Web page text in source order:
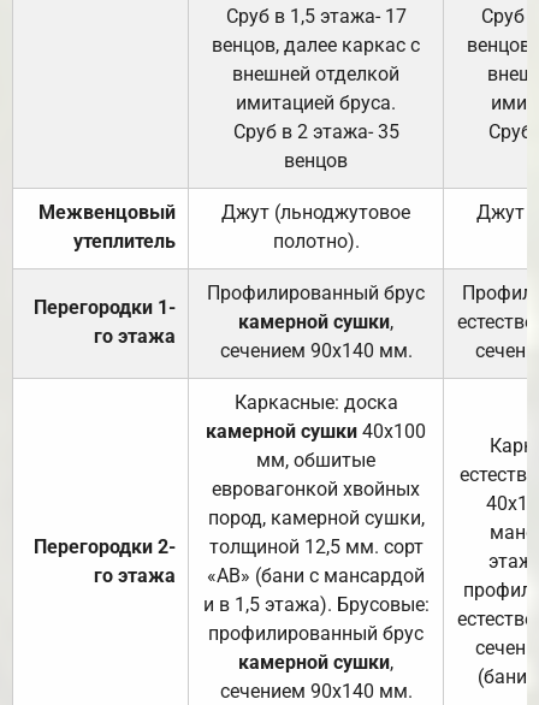
Сруб в 1,5 этажа- 17
венцов, далее каркас с
внешней отделкой
имитацией бруса.
Сруб в 2 этажа- 35
венцов
Сруб
Сруб
Межвенцовый
утеплитель
Джут (льноджутовое
полотно).
Джут
Перегородки 1-
го этажа
Профилированный брус
камерной сушки,
сечением 90х140 мм.
Перегородки 2-
го этажа
Каркасные: доска
камерной сушки 40х100
мм, обшитые
евровагонкой хвойных
пород, камерной сушки,
толщиной 12,5 мм. сорт
«АВ» (бани с мансардой
и в 1,5 этажа). Брусовые:
профилированный брус
камерной сушки,
сечением 90х140 мм.
(бани